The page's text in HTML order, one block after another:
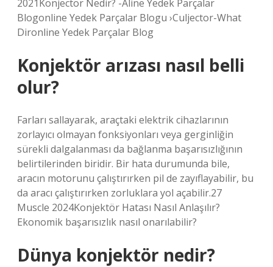
2021Konjector Nedir? -Aline Yedek Parçalar
Blogonline Yedek Parçalar Blogu ›Culjector-What
Dironline Yedek Parçalar Blog
Konjektör arızası nasıl belli
olur?
Farları sallayarak, araçtaki elektrik cihazlarının
zorlayıcı olmayan fonksiyonları veya gerginliğin
sürekli dalgalanması da bağlanma başarısızlığının
belirtilerinden biridir. Bir hata durumunda bile,
aracın motorunu çalıştırırken pil de zayıflayabilir, bu
da aracı çalıştırırken zorluklara yol açabilir.27
Muscle 2024Konjektör Hatası Nasıl Anlaşılır?
Ekonomik başarısızlık nasıl onarılabilir?
Dünya konjektör nedir?